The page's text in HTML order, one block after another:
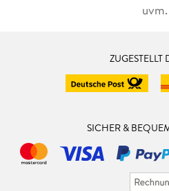
uvm.
ZUGESTELLT
SICHER &